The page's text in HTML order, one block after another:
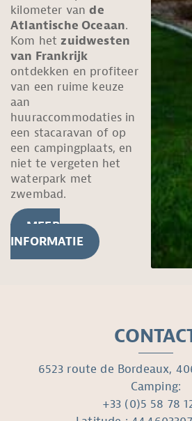
kilometer vande
Atlantische Oceaan.
Kom het zuidwesten
van Frankrijk
ontdekken en profiteer
van een ruime keuze
aan
huuraccommodaties in
een stacaravan of op
een campingplaats, en
niet te vergeten het
waterpark met
zwembad.
MEER
INFORMATIE
6523 route de Bordeaux,
Camping:
+33 (0)5 58 78